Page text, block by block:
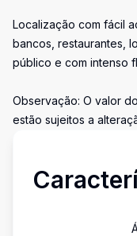
Localização com fácil
bancos, restaurantes,
público e com intenso
Observação: O valor
estão sujeitos a